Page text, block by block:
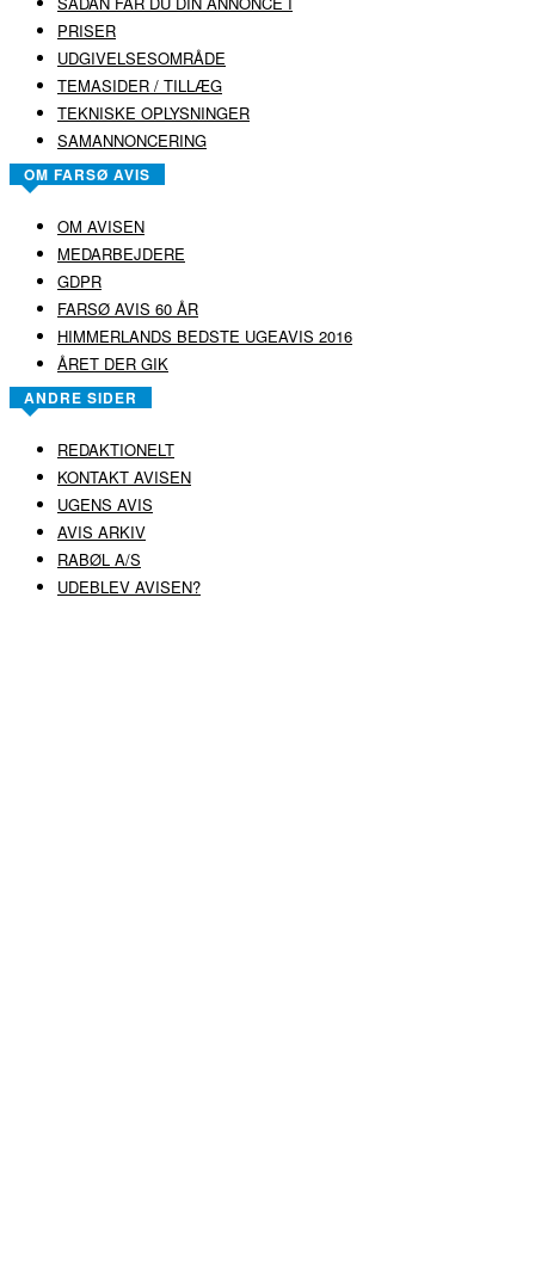
PRISER
UDGIVELSESOMRÅDE
TEMASIDER / TILLÆG
TEKNISKE OPLYSNINGER
SAMANNONCERING
OM FARSØ AVIS
OM AVISEN
MEDARBEJDERE
GDPR
FARSØ AVIS 60 ÅR
HIMMERLANDS BEDSTE UGEAVIS 2016
ÅRET DER GIK
ANDRE SIDER
REDAKTIONELT
KONTAKT AVISEN
UGENS AVIS
AVIS ARKIV
RABØL A/S
UDEBLEV AVISEN?